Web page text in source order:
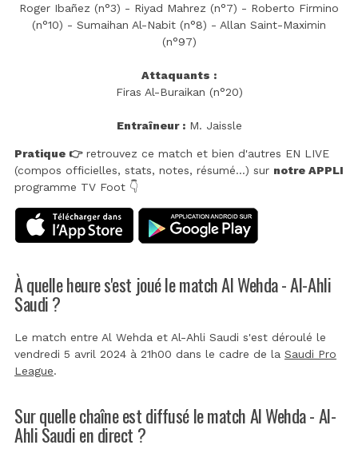
Roger Ibañez (n°3) - Riyad Mahrez (n°7) - Roberto Firmino
(n°10) - Sumaihan Al-Nabit (n°8) - Allan Saint-Maximin
(n°97)
Attaquants :
Firas Al-Buraikan (n°20)
Entraîneur :M. Jaissle
Pratique 👉retrouvez ce match et bien d'autres EN LIVE
(compos officielles, stats, notes, résumé...) sur notre APPLI
programme TV Foot 👇
À quelle heure s'est joué le match Al Wehda - Al-Ahli
Saudi ?
Le match entre Al Wehda et Al-Ahli Saudi s'est déroulé le
vendredi 5 avril 2024 à 21h00 dans le cadre de la Saudi Pro
League.
Sur quelle chaîne est diffusé le match Al Wehda - Al-
Ahli Saudi en direct ?